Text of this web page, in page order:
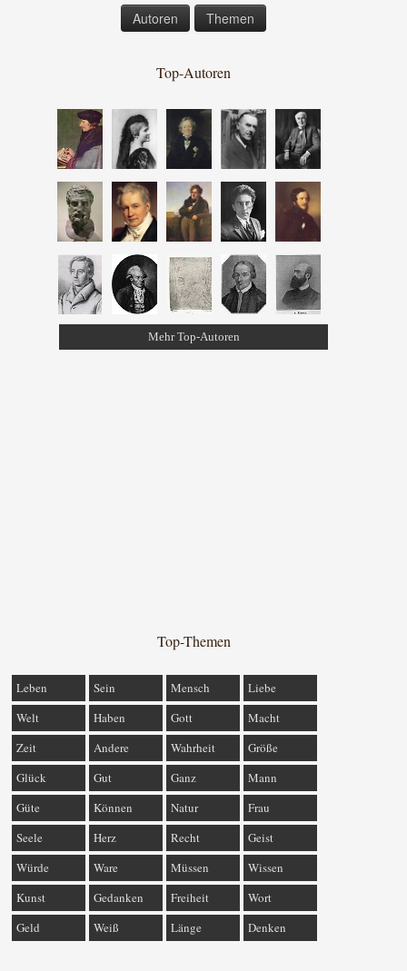
Autoren Themen
Top-Autoren
Mehr Top-Autoren
Top-Themen
Leben Sein Mensch
Liebe
Welt
Haben Gott
Macht
Zeit
Andere Wahrheit
Größe
Glück
Gut Ganz
Mann
Güte
Können Natur
Frau
Seele
Herz Recht
Geist
Würde
Ware Müssen
Wissen
Kunst
Gedanken Freiheit
Wort
Geld
Weiß Länge Denken